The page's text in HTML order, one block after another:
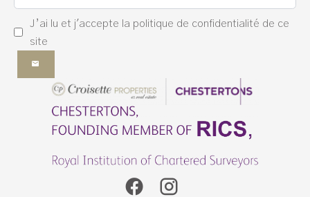
J’ai lu et j'accepte la politique de confidentialité de ce
site